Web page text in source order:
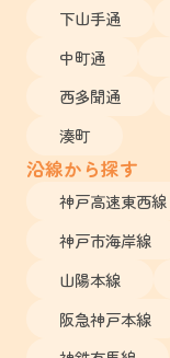
下山手通
中町通
西多聞通
湊町
沿線から探す
神戸高速東西線
神戸市海岸線
山陽本線
阪急神戸本線